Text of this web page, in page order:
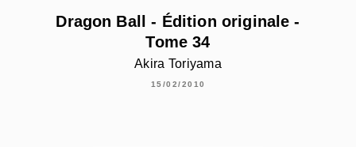
Dragon Ball - Édition originale -
Tome 34
Akira Toriyama
15/02/2010